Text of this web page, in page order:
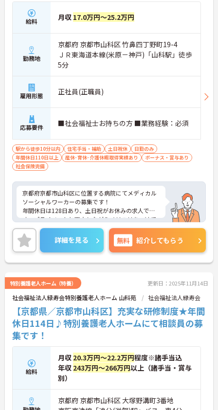
給料 月収 17.0万円～25.2万円
勤務地
京都府 京都市山科区 竹鼻四丁野町19-4
ＪＲ東海道本線(米原－神戸)「山科駅」徒歩
5分
雇用形態 正社員(正職員)
応募要件 ■社会福祉士お持ちの方 ■業務経験：必須
駅から徒歩10分以内 住宅手当・補助 土日祝休
日勤のみ
年間休日110日以上
産休･育休･介護休暇取得実績あり
ボーナス・賞与あり
社会保険完備
京都府京都市山科区に位置する病院にてメディカル
ソーシャルワーカーの募集です！
年間休日は128日あり、土日祝がお休みの求人で
す。プライベートと両立しながらメリハリをつけて
働くことができます。
ご興味のある方には、面接対策ポイントなど、さら
に詳細をご案内しますのでお気軽にご相談くださ
い！
詳細を見る 無料 紹介してもらう
特別養護老人ホーム（特養） 更新日：2025年11月14日
社会福祉法人緑寿会特別養護老人ホーム 山科苑 社会福祉法人緑寿会
【京都県／京都市山科区】充実な研修制度★年間
休日114日♪特別養護老人ホームにて相談員の募
集です！
給料
月収 20.3万円～22.2万円程度※諸手当込
年収 243万円～266万円以上（諸手当・賞与
別）
京都府 京都市山科区 大塚野溝町3番地